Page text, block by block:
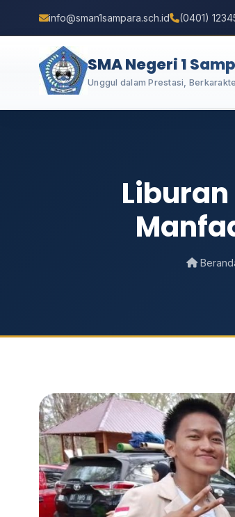
info@sman1sampara.sch.id (0401)
SMA Negeri 1
Unggul dalam Prestasi,